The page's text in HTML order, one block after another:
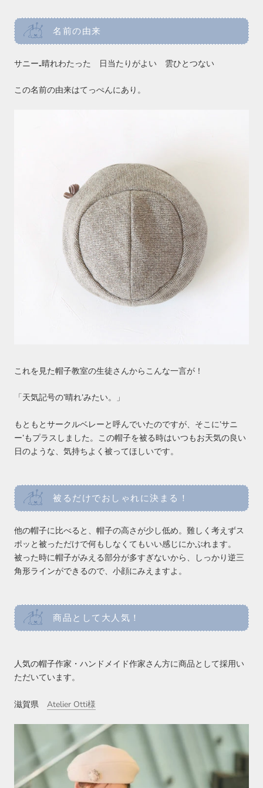
名前の由来
サニー₌晴れわたった 日当たりがよい 雲ひとつない
この名前の由来はてっぺんにあり。
これを見た帽子教室の生徒さんからこんな一言が！
「天気記号の’晴れ’みたい。」
もともとサークルベレーと呼んでいたのですが、そこに’サニ
ー’もプラスしました。この帽子を被る時はいつもお天気の良い
日のような、気持ちよく被ってほしいです。
被るだけでおしゃれに決まる！
他の帽子に比べると、帽子の高さが少し低め。難しく考えずス
ポッと被っただけで何もしなくてもいい感じにかぶれます。
被った時に帽子がみえる部分が多すぎないから、しっかり逆三
角形ラインができるので、小顔にみえますよ。
商品として大人気！
人気の帽子作家・ハンドメイド作家さん方に商品として採用い
ただいています。
滋賀県 Atelier Otti様